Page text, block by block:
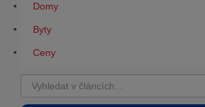
Domy
Byty
Ceny